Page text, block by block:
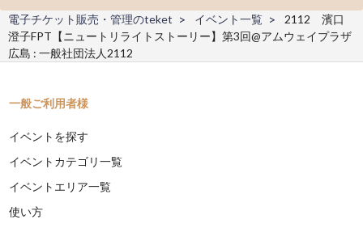
電子チケット販売・管理のteket
イベント一覧
2112 濱口
澄子FPT【ニュートリライトストーリー】第3回@アムウェイプラザ
広島 : 一般社団法人2112
一般ご利用者様
イベントを探す
イベントカテゴリ一覧
イベントエリア一覧
使い方